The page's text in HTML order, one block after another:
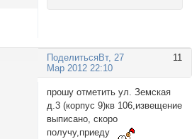
Поделиться 11
Вт, 27
Мар 2012 22:10
прошу отметить ул. Земская
д.3 (корпус 9)кв 106,извещение
выписано, скоро
получу,приеду